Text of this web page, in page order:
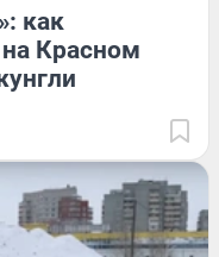
как
Красном